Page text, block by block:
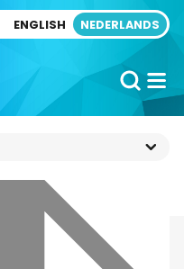
ENGLISH NEDERLANDS